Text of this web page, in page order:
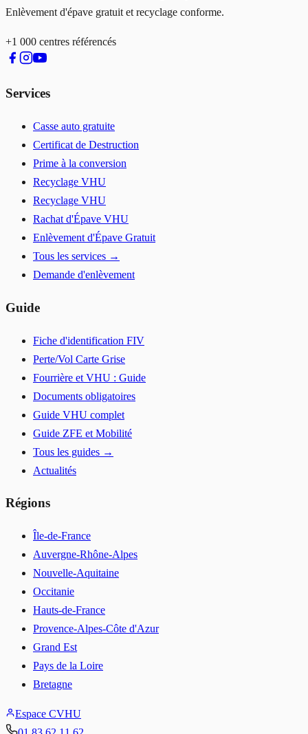
Enlèvement d'épave gratuit et recyclage conforme.
+1 000 centres référencés
Services
Casse auto gratuite
Certificat de Destruction
Prime à la conversion
Recyclage VHU
Recyclage VHU
Rachat d'Épave VHU
Enlèvement d'Épave Gratuit
Tous les services →
Demande d'enlèvement
Guide
Fiche d'identification FIV
Perte/Vol Carte Grise
Fourrière et VHU : Guide
Documents obligatoires
Guide VHU complet
Guide ZFE et Mobilité
Tous les guides →
Actualités
Régions
Île-de-France
Auvergne-Rhône-Alpes
Nouvelle-Aquitaine
Occitanie
Hauts-de-France
Provence-Alpes-Côte d'Azur
Grand Est
Pays de la Loire
Bretagne
Espace CVHU